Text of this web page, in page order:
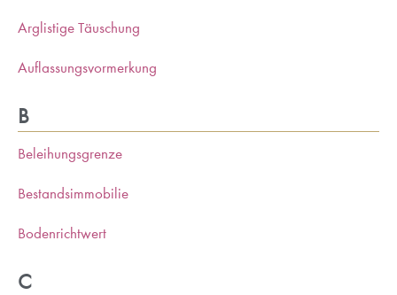
Arglistige Täuschung
Auflassungsvormerkung
B
Beleihungsgrenze
Bestandsimmobilie
Bodenrichtwert
C